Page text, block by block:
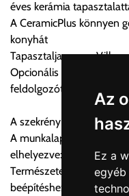
Az
Ez a
Egyes termékek súlyát a
a központ igazolja
gondoltnál magasabb
visszaigazolástól
lemondhatja, vagy
módosítását.
FIGYELEM!!
KERÁMIA TERMÉKEK
A MEGRENDELŐ
FELELŐSSÉGÉRE
éves kerámia
A CeramicPlus könnyen
konyhát
Tapasztalja meg a
Opcionális kiegészítők:
feldolgozótálcák és
A szekrény szükséges
A munkalap minimális
elhelyezve: legalább 4
Természetes kő vagy
beépítéshez